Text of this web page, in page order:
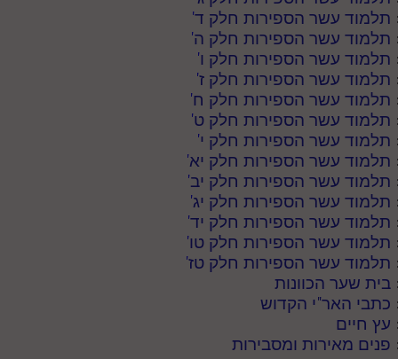
תלמוד עשר הספירות חלק ד'
תלמוד עשר הספירות חלק ה'
תלמוד עשר הספירות חלק ו'
תלמוד עשר הספירות חלק ז'
תלמוד עשר הספירות חלק ח'
תלמוד עשר הספירות חלק ט'
תלמוד עשר הספירות חלק י'
תלמוד עשר הספירות חלק יא'
תלמוד עשר הספירות חלק יב'
תלמוד עשר הספירות חלק יג'
תלמוד עשר הספירות חלק יד'
תלמוד עשר הספירות חלק טו'
תלמוד עשר הספירות חלק טז'
בית שער הכוונות
כתבי האר"י הקדוש
עץ חיים
פנים מאירות ומסבירות